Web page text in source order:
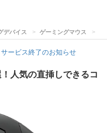
デバイス ゲーミングマウス
ービス終了のお知らせ
人気の直挿しできるコ